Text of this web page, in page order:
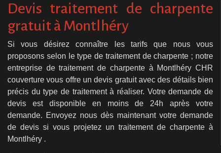
Devis traitement de charpente
gratuit à Montlhéry
Si vous désirez connaître les tarifs que nous vous
proposons selon le type de traitement de charpente ; notre
entreprise de traitement de charpente à Montlhéry CHR
couverture vous offre un devis gratuit avec des détails bien
précis du type de traitement à réaliser. Votre demande de
devis est disponible en moins de 24h après votre
demande. Envoyez nous dès maintenant votre demande
de devis si vous projetez un traitement de charpente à
Montlhéry .